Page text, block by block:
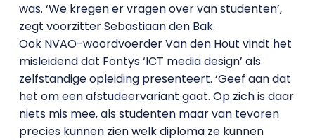
was. ‘We kregen er vragen over van studenten’,
zegt voorzitter Sebastiaan den Bak.
Ook NVAO-woordvoerder Van den Hout vindt het
misleidend dat Fontys ‘ICT media design’ als
zelfstandige opleiding presenteert. ‘Geef aan dat
het om een afstudeervariant gaat. Op zich is daar
niets mis mee, als studenten maar van tevoren
precies kunnen zien welk diploma ze kunnen